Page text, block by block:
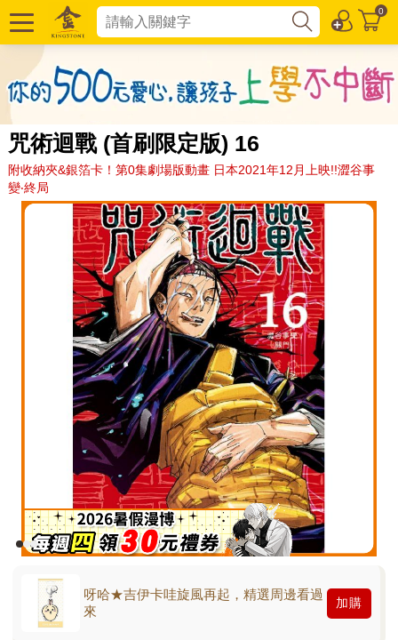
0
咒術迴戰 (首刷限定版) 16
附收納夾&銀箔卡！第0集劇場版動畫 日本2021年12月上映!!澀谷事
變‧終局
呀哈★吉伊卡哇旋風再起，精選周邊看過
來
加購